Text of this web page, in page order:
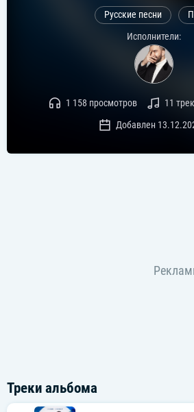
Русские песни
Исполнители:
1 158 просмотров
11
Добавлен
Треки альбома